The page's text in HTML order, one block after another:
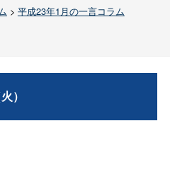
> 平成23年1月の一言コラム
）